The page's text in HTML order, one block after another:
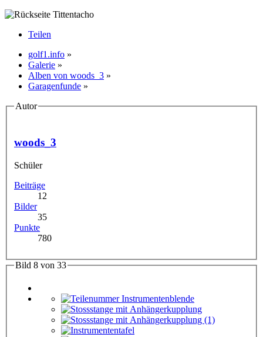
Teilen
golf1.info »
Galerie »
Alben von woods_3 »
Garagenfunde »
Autor
woods_3
Schüler
Beiträge
12
Bilder
35
Punkte
780
Bild 8 von 33